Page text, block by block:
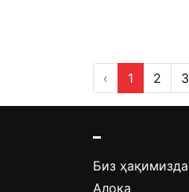
‹ 1 2 3
Биз ҳақимизда
Алоқа